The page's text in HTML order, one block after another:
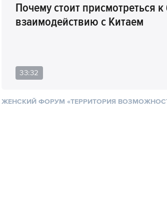
Почему стоит присмотреться к
взаимодействию с Китаем
33:32
ЖЕНСКИЙ ФОРУМ «ТЕРРИТОРИЯ